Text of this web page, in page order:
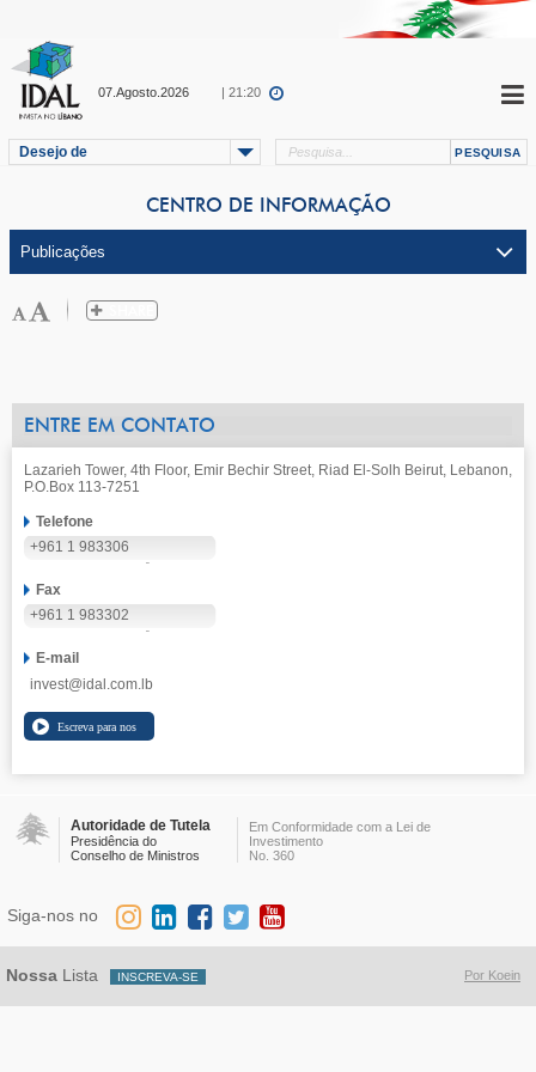
07.Agosto.2026 | 21:20
Desejo de
CENTRO DE INFORMAÇÃO
ENTRE EM CONTATO
Lazarieh Tower, 4th Floor, Emir Bechir Street, Riad El-Solh Beirut, Lebanon,
P.O.Box 113-7251
Telefone
+961 1 983306
Fax
+961 1 983302
E-mail
invest@idal.com.lb
Autoridade de Tutela
Presidência do
Conselho de Ministros
Em Conformidade com a Lei de
Investimento
No. 360
Por Koein
Nossa Lista
Siga-nos no